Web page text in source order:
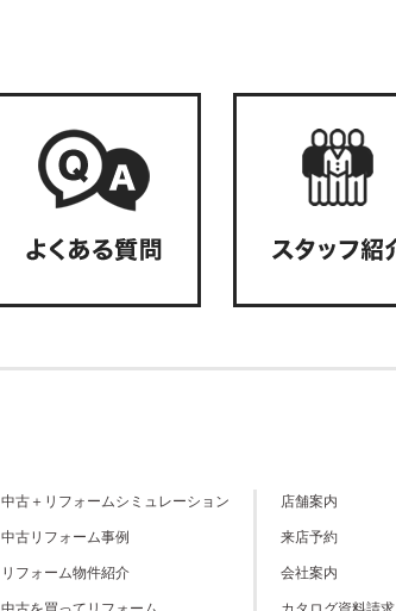
中古＋リフォームシミュレーション
中古リフォーム事例
リフォーム物件紹介
店舗案内
来店予約
会社案内